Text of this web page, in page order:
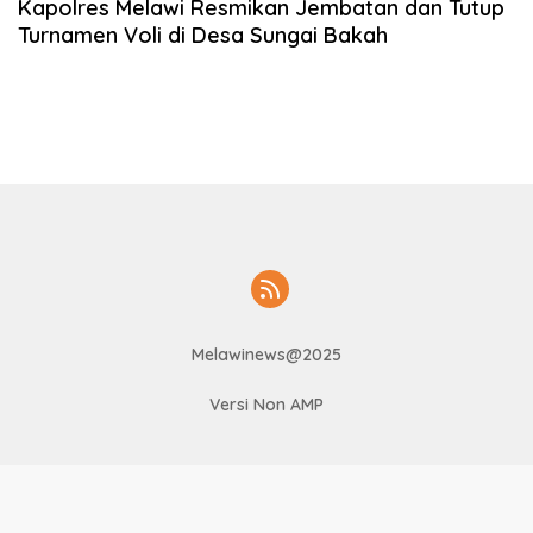
Kapolres Melawi Resmikan Jembatan dan Tutup
Turnamen Voli di Desa Sungai Bakah
Melawinews@2025
Versi Non AMP